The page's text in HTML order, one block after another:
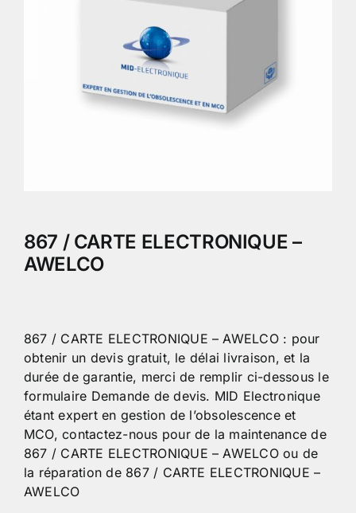
867 / CARTE ELECTRONIQUE –
AWELCO
867 / CARTE ELECTRONIQUE – AWELCO : pour
obtenir un devis gratuit, le délai livraison, et la
durée de garantie, merci de remplir ci-dessous le
formulaire Demande de devis. MID Electronique
étant expert en gestion de l’obsolescence et
MCO, contactez-nous pour de la maintenance de
867 / CARTE ELECTRONIQUE – AWELCO ou de
la réparation de 867 / CARTE ELECTRONIQUE –
AWELCO